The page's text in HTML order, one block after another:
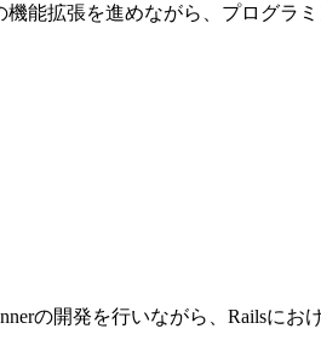
能拡張を進めながら、プログラ
の開発を行いながら、Railsに